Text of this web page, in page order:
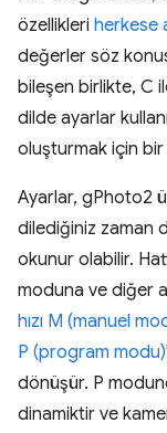
özellikleri herkese
değerler söz
bileşen birlikte, C
dilde ayarlar
oluşturmak için
Ayarlar, gPhoto2
dilediğiniz zaman
okunur olabilir.
moduna ve diğer
hızı M (manuel
P (program modu)
dönüşür. P
dinamiktir ve